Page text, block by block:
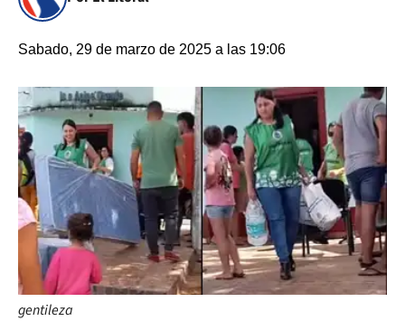
Sabado, 29 de marzo de 2025 a las 19:06
gentileza